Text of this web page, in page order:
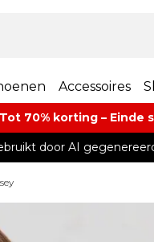
Accessoires
Tot 70% korting – Einde
door AI